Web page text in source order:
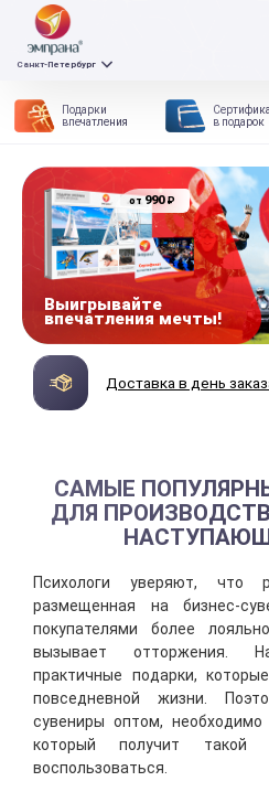
Санкт-Петербург
Подарки
впечатления
в подарок
от 990₽
Выигрывайте
впечатления мечты!
Доставка в день
САМЫЕ
ДЛЯ
Психологи уверяют, что
размещенная на бизнес-
покупателями более
вызывает отторжения.
практичные подарки,
повседневной жизни.
сувениры оптом, необходимо
который получит
воспользоваться.